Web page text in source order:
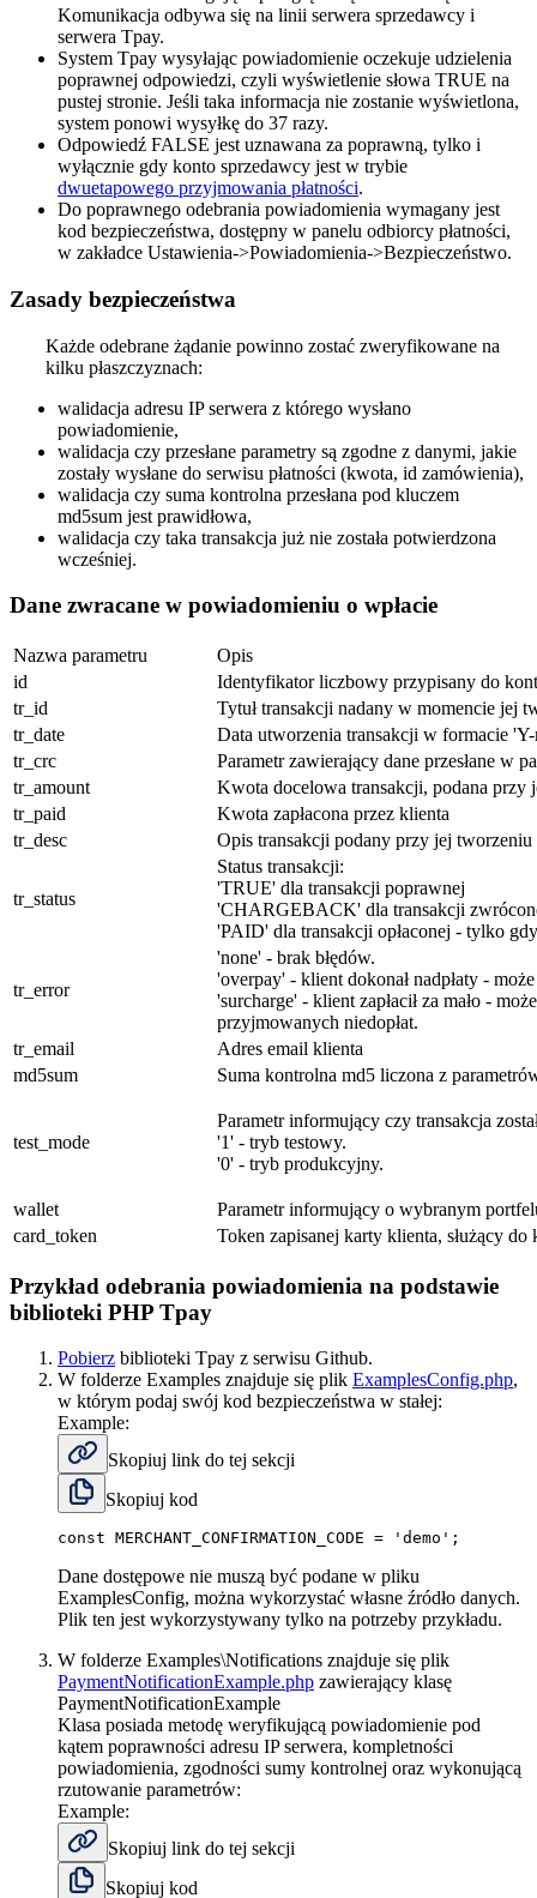
Komunikacja odbywa się na linii serwera sprzedawcy i
serwera Tpay.
System Tpay wysyłając powiadomienie oczekuje udzielenia
poprawnej odpowiedzi, czyli wyświetlenie słowa TRUE na
pustej stronie. Jeśli taka informacja nie zostanie wyświetlona,
system ponowi wysyłkę do 37 razy.
Odpowiedź FALSE jest uznawana za poprawną, tylko i
wyłącznie gdy konto sprzedawcy jest w trybie
dwuetapowego przyjmowania płatności.
Do poprawnego odebrania powiadomienia wymagany jest
kod bezpieczeństwa, dostępny w panelu odbiorcy płatności,
w zakładce Ustawienia->Powiadomienia->Bezpieczeństwo.
Zasady bezpieczeństwa
Każde odebrane żądanie powinno zostać zweryfikowane na
kilku płaszczyznach:
walidacja adresu IP serwera z którego wysłano
powiadomienie,
walidacja czy przesłane parametry są zgodne z danymi, jakie
zostały wysłane do serwisu płatności (kwota, id zamówienia),
walidacja czy suma kontrolna przesłana pod kluczem
md5sum jest prawidłowa,
walidacja czy taka transakcja już nie została potwierdzona
wcześniej.
Dane zwracane w powiadomieniu o wpłacie
Nazwa parametru
Opis
id
Identyfikator liczbowy przypisany do
tr_id
Tytuł transakcji nadany w momencie jej
tr_date
Data utworzenia transakcji w formacie
tr_crc
Parametr zawierający dane przesłane w
tr_amount
Kwota docelowa transakcji, podana przy
tr_paid
Kwota zapłacona przez klienta
tr_desc
Opis transakcji podany przy jej tworzeniu
tr_status
Status transakcji:
'TRUE' dla transakcji poprawnej
'CHARGEBACK' dla transakcji
'PAID' dla transakcji opłaconej - tylko
tr_error
'none' - brak błędów.
'overpay' - klient dokonał nadpłaty -
'surcharge' - klient zapłacił za mało -
przyjmowanych niedopłat.
tr_email
Adres email klienta
md5sum
Suma kontrolna md5 liczona z
test_mode
Parametr informujący czy transakcja
'1' - tryb testowy.
'0' - tryb produkcyjny.
wallet
Parametr informujący o wybranym
card_token
Token zapisanej karty klienta, służący
Przykład odebrania powiadomienia na podstawie
biblioteki PHP Tpay
Pobierz biblioteki Tpay z serwisu Github.
W folderze Examples znajduje się plik ExamplesConfig.php,
w którym podaj swój kod bezpieczeństwa w stałej:
Example:
Skopiuj link do tej sekcji
Skopiuj kod
const MERCHANT_CONFIRMATION_CODE = 'demo' ;
Dane dostępowe nie muszą być podane w pliku
ExamplesConfig, można wykorzystać własne źródło danych.
Plik ten jest wykorzystywany tylko na potrzeby przykładu.
W folderze Examples\Notifications znajduje się plik
PaymentNotificationExample.php zawierający klasę
PaymentNotificationExample
Klasa posiada metodę weryfikującą powiadomienie pod
kątem poprawności adresu IP serwera, kompletności
powiadomienia, zgodności sumy kontrolnej oraz wykonującą
rzutowanie parametrów:
Example:
Skopiuj link do tej sekcji
Skopiuj kod